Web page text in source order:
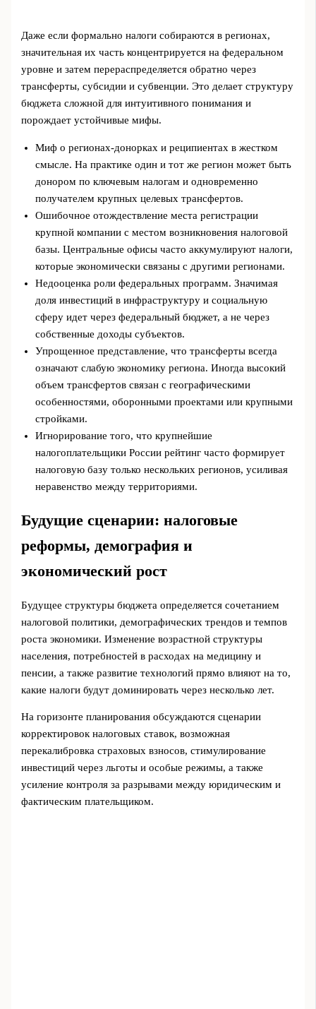
Даже если формально налоги собираются в регионах,
значительная их часть концентрируется на федеральном
уровне и затем перераспределяется обратно через
трансферты, субсидии и субвенции. Это делает структуру
бюджета сложной для интуитивного понимания и
порождает устойчивые мифы.
Миф о регионах-донорках и реципиентах в жестком
смысле. На практике один и тот же регион может быть
донором по ключевым налогам и одновременно
получателем крупных целевых трансфертов.
Ошибочное отождествление места регистрации
крупной компании с местом возникновения налоговой
базы. Центральные офисы часто аккумулируют налоги,
которые экономически связаны с другими регионами.
Недооценка роли федеральных программ. Значимая
доля инвестиций в инфраструктуру и социальную
сферу идет через федеральный бюджет, а не через
собственные доходы субъектов.
Упрощенное представление, что трансферты всегда
означают слабую экономику региона. Иногда высокий
объем трансфертов связан с географическими
особенностями, оборонными проектами или крупными
стройками.
Игнорирование того, что крупнейшие
налогоплательщики России рейтинг часто формирует
налоговую базу только нескольких регионов, усиливая
неравенство между территориями.
Будущие сценарии: налоговые
реформы, демография и
экономический рост
Будущее структуры бюджета определяется сочетанием
налоговой политики, демографических трендов и темпов
роста экономики. Изменение возрастной структуры
населения, потребностей в расходах на медицину и
пенсии, а также развитие технологий прямо влияют на то,
какие налоги будут доминировать через несколько лет.
На горизонте планирования обсуждаются сценарии
корректировок налоговых ставок, возможная
перекалибровка страховых взносов, стимулирование
инвестиций через льготы и особые режимы, а также
усиление контроля за разрывами между юридическим и
фактическим плательщиком.